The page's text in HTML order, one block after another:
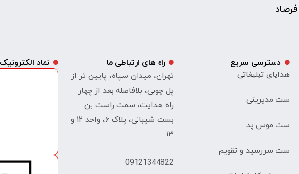
دسترسی سریع
هدایای تبلیغاتی
ست مدیریتی
ست موس پد
ست سررسید و تقویم
راه های ارتباطی ما
تهران، میدان سپاه، پایین تر از
پل چوبی، بلافاصله بعد از چهار
راه هدایت، سمت راست بن
بست شیبانی، پلاک ۶، واحد ۱۲ و
۱۳
09121344822
نماد الکترونیک